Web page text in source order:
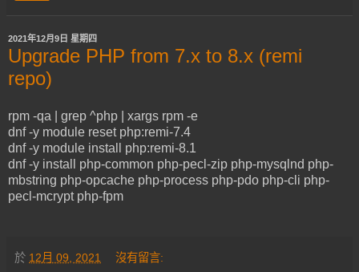
2021年12月9日 星期四
Upgrade PHP from 7.x to 8.x (remi
repo)
rpm -qa | grep ^php | xargs rpm -e
dnf -y module reset php:remi-7.4
dnf -y module install php:remi-8.1
dnf -y install php-common php-pecl-zip php-mysqlnd php-
mbstring php-opcache php-process php-pdo php-cli php-
pecl-mcrypt php-fpm
於 12月 09, 2021 沒有留言: